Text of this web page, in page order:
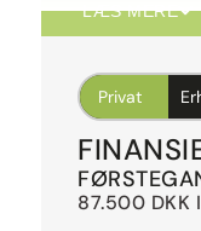
(for), automatisk
multifunktionsrat,
tilslutning,
sportssæder,
ryger, lev.
LÆS MERE
Privat
87.500 DKK